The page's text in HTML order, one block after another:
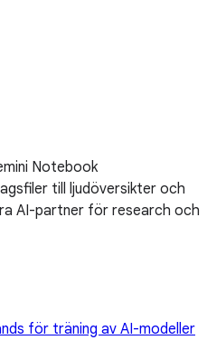
Notebook
till ljudöversikter och
AI-partner för research och
för träning av AI-modeller